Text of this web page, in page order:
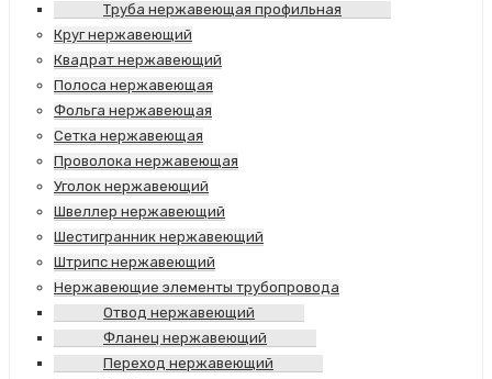
Труба нержавеющая профильная
Круг нержавеющий
Квадрат нержавеющий
Полоса нержавеющая
Фольга нержавеющая
Сетка нержавеющая
Проволока нержавеющая
Уголок нержавеющий
Швеллер нержавеющий
Шестигранник нержавеющий
Штрипс нержавеющий
Нержавеющие элементы трубопровода
Отвод нержавеющий
Фланец нержавеющий
Переход нержавеющий